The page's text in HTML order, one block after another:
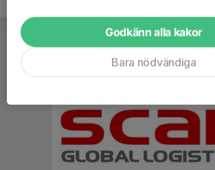
Godkänn alla kakor
Bara nödvändiga